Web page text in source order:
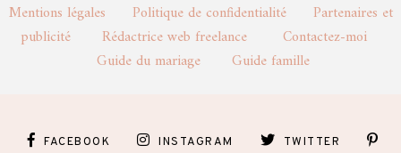
Mentions légales Politique de confidentialité Partenaires et
publicité Rédactrice web freelance Contactez-moi
Guide du mariage Guide famille
FACEBOOK INSTAGRAM TWITTER